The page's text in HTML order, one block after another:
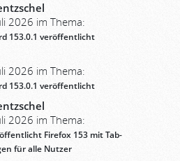
2026 im Thema:
153.0.1 veröffentlicht
2026 im Thema:
153.0.1 veröffentlicht
2026 im Thema:
Firefox 153 mit Tab-
für alle Nutzer